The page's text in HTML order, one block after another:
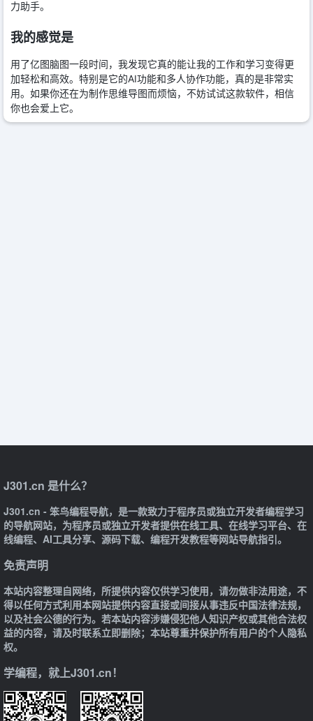
力助手。
我的感觉是
用了亿图脑图一段时间，我发现它真的能让我的工作和学习变得更
加轻松和高效。特别是它的AI功能和多人协作功能，真的是非常实
用。如果你还在为制作思维导图而烦恼，不妨试试这款软件，相信
你也会爱上它。
J301.cn 是什么？
J301.cn - 笨鸟编程导航，是一款致力于程序员或独立开发者编程学习
的导航网站，为程序员或独立开发者提供在线工具、在线学习平台、在
线编程、AI工具分享、源码下载、编程开发教程等网站导航指引。
免责声明
本站内容整理自网络，所提供内容仅供学习使用，请勿做非法用途，不
得以任何方式利用本网站提供内容直接或间接从事违反中国法律法规，
以及社会公德的行为。若本站内容涉嫌侵犯他人知识产权或其他合法权
益的内容，请及时联系立即删除；本站尊重并保护所有用户的个人隐私
权。
学编程，就上J301.cn！